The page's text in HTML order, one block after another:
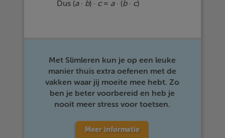
Dus (a· b) · c= a· (b · c)
Met Slimleren kun je op een leuke
manier thuis extra oefenen met de
vakken waar jij moeite mee hebt. Zo
ben je beter voorbereid en heb je
nooit meer stress voor toetsen.
Meer informatie